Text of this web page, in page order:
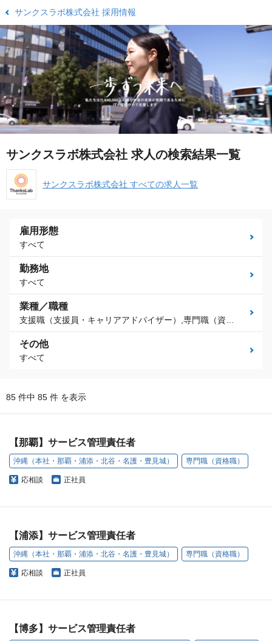
サンクスラボ株式会社 採用情報
サンクスラボ株式会社 求人の検索結果一覧
サンクスラボ株式会社 すべての求人一覧
雇用形態
すべて
勤務地
すべて
業種／職種
その他
すべて
85 件中 85 件 を表示
【那覇】サービス管理責任者
沖縄（本社・那覇・浦添・北谷・名護・豊見城） 専門職（資格職）
応相談 正社員
【浦添】サービス管理責任者
沖縄（本社・那覇・浦添・北谷・名護・豊見城） 専門職（資格職）
応相談 正社員
【博多】サービス管理責任者